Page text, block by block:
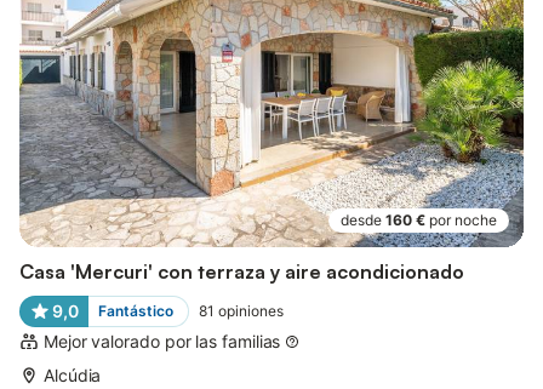
desde 160 € por noche
Casa 'Mercuri' con terraza y aire acondicionado
9,0 Fantástico 81 opiniones
Mejor valorado por las familias
Alcúdia